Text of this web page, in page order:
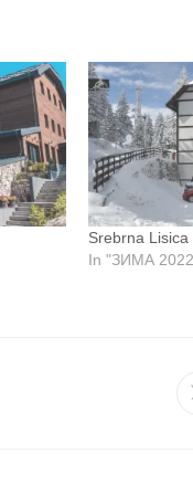
Srebrna Lisica
In "ЗИМА